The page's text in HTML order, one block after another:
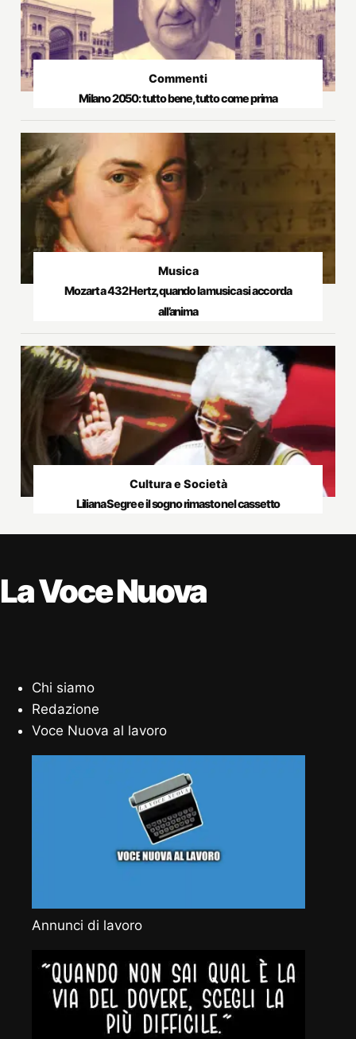
Commenti
Milano 2050: tutto bene, tutto come prima
Musica
Mozart a 432 Hertz, quando la musica si accorda
all’anima
Cultura e Società
Liliana Segre e il sogno rimasto nel cassetto
La Voce Nuova
Chi siamo
Redazione
Voce Nuova al lavoro
Annunci di lavoro